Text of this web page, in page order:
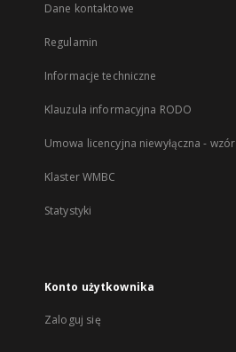
Dane kontaktowe
Regulamin
Informacje techniczne
Klauzula informacyjna RODO
Umowa licencyjna niewyłączna - wzór
Klaster WMBC
Statystyki
Konto użytkownika
Zaloguj się